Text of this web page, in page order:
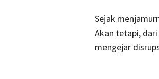
Sejak
Akan tetapi,
mengejar